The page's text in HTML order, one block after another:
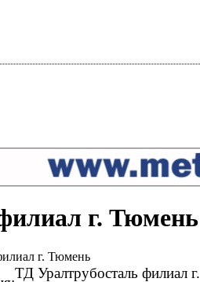
г. Тюмень
г. Тюмень
ТД Уралтрубосталь филиал г.